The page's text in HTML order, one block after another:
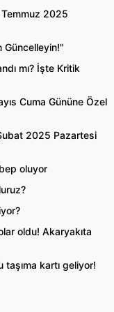
Temmuz 2025
Güncelleyin!"
mı? İşte Kritik
Cuma Gününe Özel
2025 Pazartesi
oluyor
oldu! Akaryakıta
taşıma kartı geliyor!